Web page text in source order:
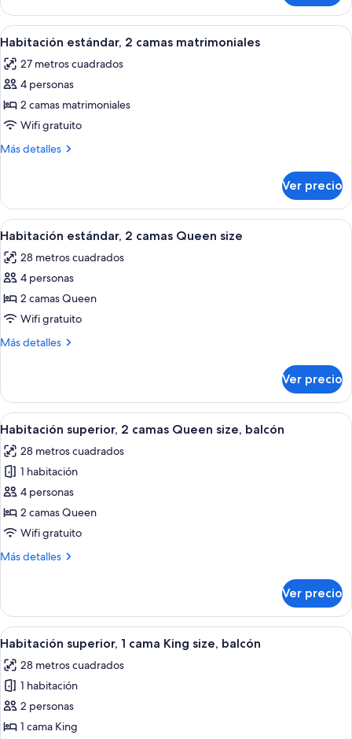
superior,
cama
size
Abrir
todas
las
fotos
de
Habitación
estándar,
matrimoniales
Habitación de hotel con dos camas,
6
Habitación estándar, 2 camas matrimoniales
27 metros cuadrados
4 personas
2 camas matrimoniales
Wifi gratuito
Más detalles
Más
estándar,
camas
Ver precio
Abrir
todas
las
fotos
de
Habitación
estándar,
Queen
size
Habitación de hotel con dos camas,
6
Habitación estándar, 2 camas Queen size
28 metros cuadrados
4 personas
2 camas Queen
Wifi gratuito
Más detalles
Más
estándar,
camas
size
Ver precio
Abrir
todas
las
fotos
de
Habitación
superior,
camas
balcón
Habitación de hotel con dos camas,
6
Habitación superior, 2 camas Queen size, balcón
28 metros cuadrados
1 habitación
4 personas
2 camas Queen
Wifi gratuito
Más detalles
Más
superior,
camas
size,
balcón
Ver precio
Abrir
todas
las
fotos
de
Habitación
Una habitación de hotel con una
7
Habitación superior, 1 cama King size, balcón
28 metros cuadrados
1 habitación
2 personas
1 cama King